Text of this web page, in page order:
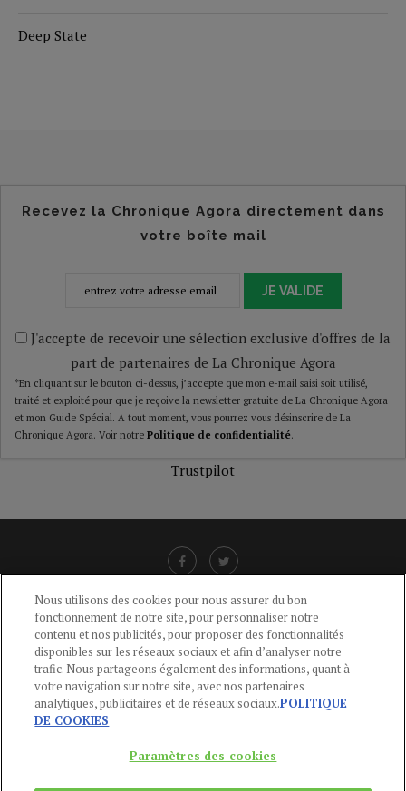
Deep State
Recevez la Chronique Agora directement dans
votre boîte mail
JE VALIDE
J'accepte de recevoir une sélection exclusive d'offres de la
part de partenaires de La Chronique Agora
*En cliquant sur le bouton ci-dessus, j’accepte que mon e-mail saisi soit utilisé,
traité et exploité pour que je reçoive la newsletter gratuite de La Chronique Agora
et mon Guide Spécial. A tout moment, vous pourrez vous désinscrire de La
Chronique Agora. Voir notre Politique de confidentialité.
Trustpilot
CGU-POLITIQUE DE CONFIDENTIALITÉ -POLITIQUE DES COOKIES
MENTIONS LÉGALES -AIDE
CONTACT
01 44 59 91 11
Du Lundi au Vendredi, 9h-13h et 14h-17h
Nous utilisons des cookies pour nous assurer du bon
fonctionnement de notre site, pour personnaliser notre
contenu et nos publicités, pour proposer des fonctionnalités
disponibles sur les réseaux sociaux et afin d’analyser notre
trafic. Nous partageons également des informations, quant à
votre navigation sur notre site, avec nos partenaires
analytiques, publicitaires et de réseaux sociaux.POLITIQUE
DE COOKIES
Paramètres des cookies